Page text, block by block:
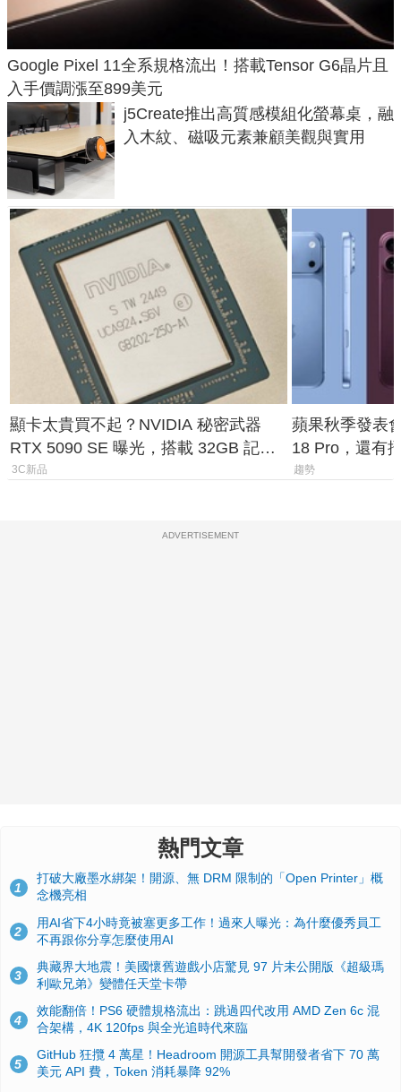
Google Pixel 11全系規格流出！搭載Tensor G6晶片且
入手價調漲至899美元
j5Create推出高質感模組化螢幕桌，融
入木紋、磁吸元素兼顧美觀與實用
顯卡太貴買不起？NVIDIA 秘密武器
RTX 5090 SE 曝光，搭載 32GB 記憶
體
3C新品
蘋果秋季發表
18 Pro，還有
測一次看
趨勢
ADVERTISEMENT
熱門文章
1
打破大廠墨水綁架！開源、無 DRM 限制的「Open Printer」概
念機亮相
2
用AI省下4小時竟被塞更多工作！過來人曝光：為什麼優秀員工
不再跟你分享怎麼使用AI
3
典藏界大地震！美國懷舊遊戲小店驚見 97 片未公開版《超級瑪
利歐兄弟》變體任天堂卡帶
4
效能翻倍！PS6 硬體規格流出：跳過四代改用 AMD Zen 6c 混
合架構，4K 120fps 與全光追時代來臨
5
GitHub 狂攬 4 萬星！Headroom 開源工具幫開發者省下 70 萬
美元 API 費，Token 消耗暴降 92%